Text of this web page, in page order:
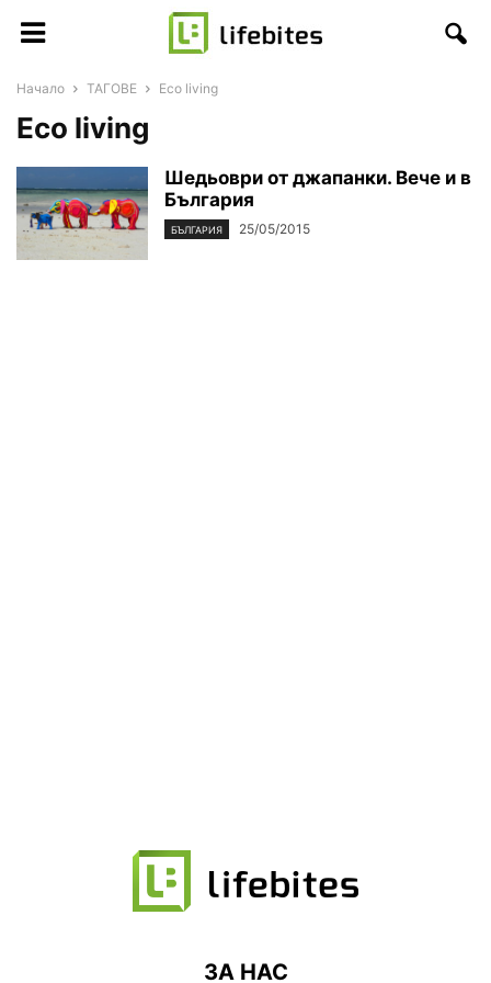
Начало ТАГОВЕ Eco living
Eco living
Шедьоври от джапанки. Вече и в
България
БЪЛГАРИЯ 25/05/2015
ЗА НАС